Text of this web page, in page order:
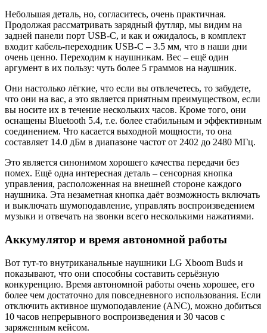
Небольшая деталь, но, согласитесь, очень практичная.
Продолжая рассматривать зарядный футляр, мы видим на
задней панели порт USB-C, и как и ожидалось, в комплект
входит кабель-переходник USB-C – 3.5 мм, что в наши дни
очень ценно. Переходим к наушникам. Вес – ещё один
аргумент в их пользу: чуть более 5 граммов на наушник.
Они настолько лёгкие, что если вы отвлечетесь, то забудете,
что они на вас, а это является приятным преимуществом, если
вы носите их в течение нескольких часов. Кроме того, они
оснащены Bluetooth 5.4, т.е. более стабильным и эффективным
соединением. Что касается выходной мощности, то она
составляет 14.0 дБм в диапазоне частот от 2402 до 2480 МГц.
Это является синонимом хорошего качества передачи без
помех. Ещё одна интересная деталь – сенсорная кнопка
управления, расположенная на внешней стороне каждого
наушника. Эта незаметная кнопка даёт возможность включать
и выключать шумоподавление, управлять воспроизведением
музыки и отвечать на звонки всего несколькими нажатиями.
Аккумулятор и время автономной работы
Вот тут-то внутриканальные наушники LG Xboom Buds и
показывают, что они способны составить серьёзную
конкуренцию. Время автономной работы очень хорошее, его
более чем достаточно для повседневного использования. Если
отключить активное шумоподавление (ANC), можно добиться
10 часов непрерывного воспроизведения и 30 часов с
заряженным кейсом.